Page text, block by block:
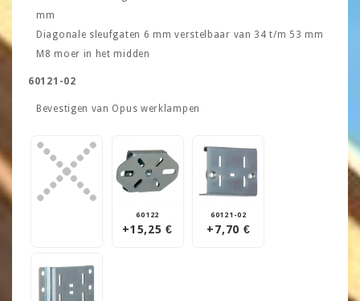
mm
Diagonale sleufgaten 6 mm verstelbaar van 34 t/m 53 mm
M8 moer in het midden
60121-02
Bevestigen van Opus werklampen
60122
+15,25 €
60121-02
+7,70 €